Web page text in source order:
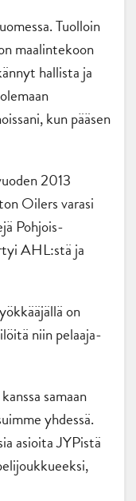
Tuolloin
maalintekoon
hallista ja
kun pääsen
2013
Oilers varasi
Pohjois-
AHL:stä ja
on
niin pelaaja-
kanssa samaan
yhdessä.
asioita JYPistä